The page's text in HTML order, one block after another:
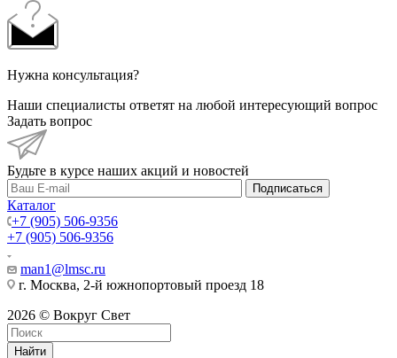
Нужна консультация?
Наши специалисты ответят на любой интересующий вопрос
Задать вопрос
Будьте в курсе наших акций и новостей
Подписаться
Каталог
+7 (905) 506-9356
+7 (905) 506-9356
man1@lmsc.ru
г. Москва, 2-й южнопортовый проезд 18
2026 © Вокруг Свет
Найти